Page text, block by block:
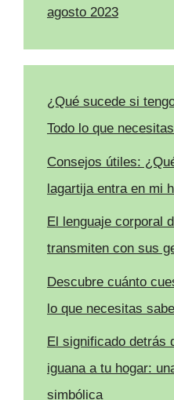
agosto 2023
¿Qué sucede si
Todo lo que
Consejos útiles:
lagartija entra en mi
El lenguaje corporal
transmiten con sus
Descubre cuánto
lo que necesitas
El significado detrás
iguana a tu hogar:
simbólica